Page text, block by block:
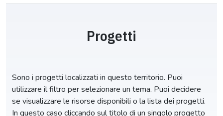
Progetti
Sono i progetti localizzati in questo territorio. Puoi
utilizzare il filtro per selezionare un tema. Puoi decidere
se visualizzare le risorse disponibili o la lista dei progetti.
In questo caso cliccando sul titolo di un singolo progetto